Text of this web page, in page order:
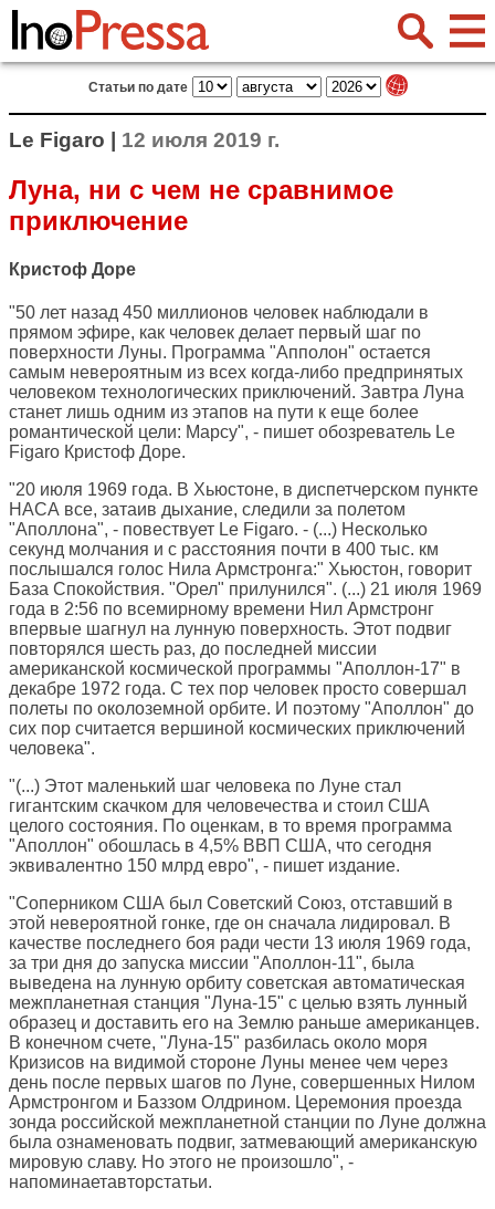
Статьи по дате
Le Figaro | 12 июля 2019 г.
Луна, ни с чем не сравнимое
приключение
Кристоф Доре
"50 лет назад 450 миллионов человек наблюдали в
прямом эфире, как человек делает первый шаг по
поверхности Луны. Программа "Апполон" остается
самым невероятным из всех когда-либо предпринятых
человеком технологических приключений. Завтра Луна
станет лишь одним из этапов на пути к еще более
романтической цели: Марсу", - пишет обозреватель Le
Figaro Кристоф Доре.
"20 июля 1969 года. В Хьюстоне, в диспетчерском пункте
НАСА все, затаив дыхание, следили за полетом
"Аполлона", - повествует Le Figaro. - (...) Несколько
секунд молчания и с расстояния почти в 400 тыс. км
послышался голос Нила Армстронга:" Хьюстон, говорит
База Спокойствия. "Орел" прилунился". (...) 21 июля 1969
года в 2:56 по всемирному времени Нил Армстронг
впервые шагнул на лунную поверхность. Этот подвиг
повторялся шесть раз, до последней миссии
американской космической программы "Аполлон-17" в
декабре 1972 года. С тех пор человек просто совершал
полеты по околоземной орбите. И поэтому "Аполлон" до
сих пор считается вершиной космических приключений
человека".
"(...) Этот маленький шаг человека по Луне стал
гигантским скачком для человечества и стоил США
целого состояния. По оценкам, в то время программа
"Аполлон" обошлась в 4,5% ВВП США, что сегодня
эквивалентно 150 млрд евро", - пишет издание.
"Соперником США был Советский Союз, отставший в
этой невероятной гонке, где он сначала лидировал. В
качестве последнего боя ради чести 13 июля 1969 года,
за три дня до запуска миссии "Аполлон-11", была
выведена на лунную орбиту советская автоматическая
межпланетная станция "Луна-15" с целью взять лунный
образец и доставить его на Землю раньше американцев.
В конечном счете, "Луна-15" разбилась около моря
Кризисов на видимой стороне Луны менее чем через
день после первых шагов по Луне, совершенных Нилом
Армстронгом и Баззом Олдрином. Церемония проезда
зонда российской межпланетной станции по Луне должна
была ознаменовать подвиг, затмевающий американскую
мировую славу. Но этого не произошло", -
напоминаетавторстатьи.